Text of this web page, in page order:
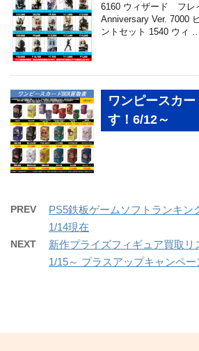
6160 ウィザード フレ
Anniversary Ver. 7000
ントセット 1540 ウィ …
ワンピースカ
す！6/12～
PREV
PS5鉄板ゲームソフトランキン
1/14現在
NEXT
新作プライズフィギュア買取リ
1/15～ プラスアップキャンペー